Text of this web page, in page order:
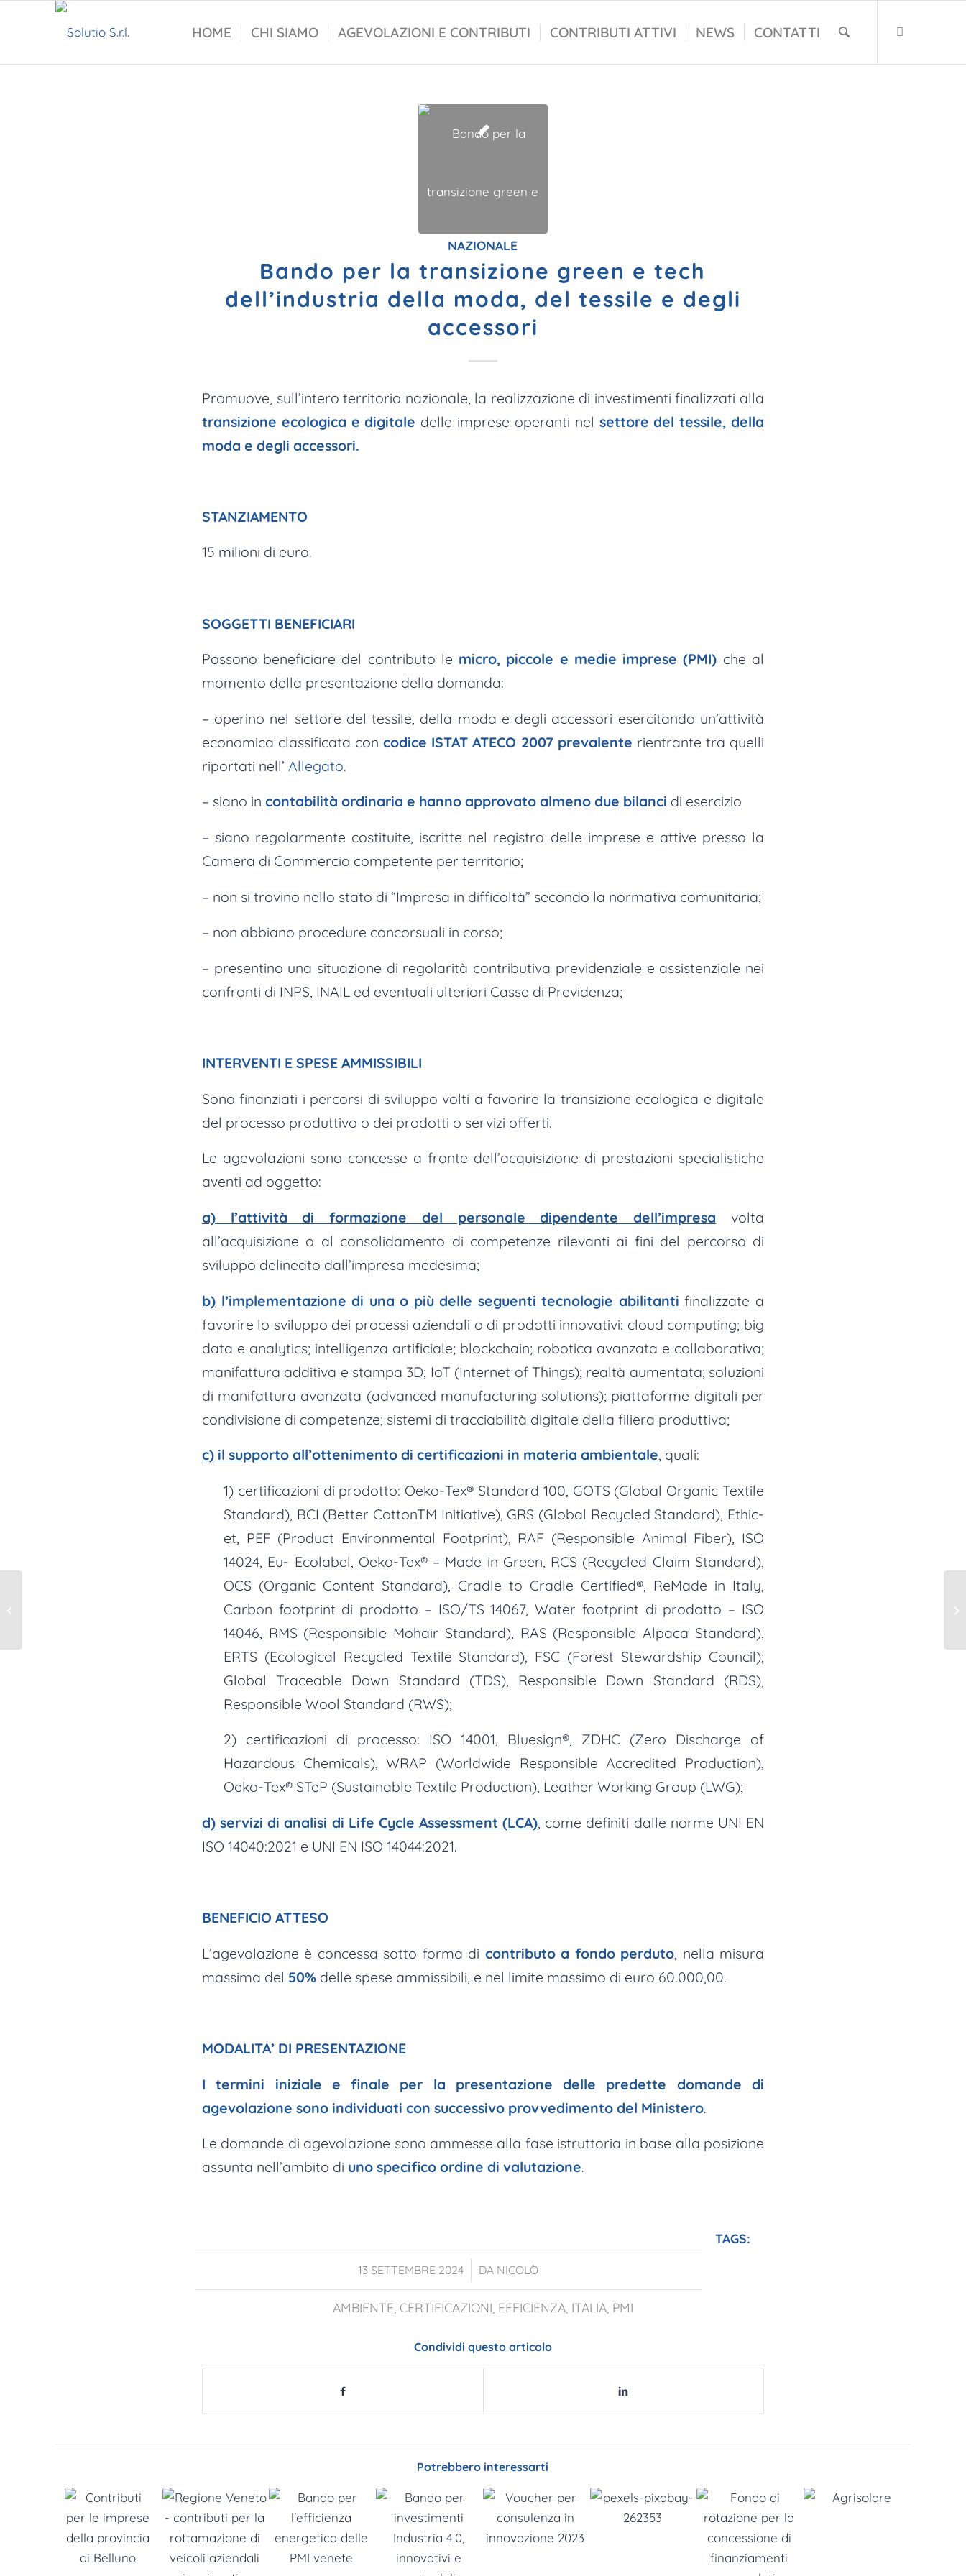
HOME CHI SIAMO AGEVOLAZIONI E CONTRIBUTI CONTRIBUTI ATTIVI NEWS CONTATTI
NAZIONALE
Bando per la transizione green e tech
dell’industria della moda, del tessile e degli
accessori
Promuove, sull’intero territorio nazionale, la realizzazione di investimenti finalizzati alla
transizione ecologica e digitale delle imprese operanti nel settore del tessile, della
moda e degli accessori.
STANZIAMENTO
15 milioni di euro.
SOGGETTI BENEFICIARI
Possono beneficiare del contributo le micro, piccole e medie imprese (PMI) che al
momento della presentazione della domanda:
– operino nel settore del tessile, della moda e degli accessori esercitando un’attività
economica classificata concodice ISTAT ATECO 2007 prevalente rientrante tra quelli
riportati nell’ Allegato.
– siano in contabilità ordinaria e hanno approvato almeno due bilanci di esercizio
– siano regolarmente costituite, iscritte nel registro delle imprese e attive presso la
Camera di Commercio competente per territorio;
– non si trovino nello stato di “Impresa in difficoltà” secondo la normativa comunitaria;
– non abbiano procedure concorsuali in corso;
– presentino una situazione di regolarità contributiva previdenziale e assistenziale nei
confronti di INPS, INAIL ed eventuali ulteriori Casse di Previdenza;
INTERVENTI E SPESE AMMISSIBILI
Sono finanziati i percorsi di sviluppo volti a favorire la transizione ecologica e digitale
del processo produttivo o dei prodotti o servizi offerti.
Le agevolazioni sono concesse a fronte dell’acquisizione di prestazioni specialistiche
aventi ad oggetto:
a) l’attività di formazione del personale dipendente dell’impresa volta
all’acquisizione o al consolidamento di competenze rilevanti ai fini del percorso di
sviluppo delineato dall’impresa medesima;
b) l’implementazione di una o più delle seguenti tecnologie abilitanti finalizzate a
favorire lo sviluppo dei processi aziendali o di prodotti innovativi: cloud computing; big
data e analytics; intelligenza artificiale; blockchain; robotica avanzata e collaborativa;
manifattura additiva e stampa 3D; IoT (Internet of Things); realtà aumentata; soluzioni
di manifattura avanzata (advanced manufacturing solutions); piattaforme digitali per
condivisione di competenze; sistemi di tracciabilità digitale della filiera produttiva;
c) il supporto all’ottenimento di certificazioni in materia ambientale, quali:
1) certificazioni di prodotto: Oeko-Tex® Standard 100, GOTS (Global Organic Textile
Standard), BCI (Better CottonTM Initiative), GRS (Global Recycled Standard), Ethic-
et, PEF (Product Environmental Footprint), RAF (Responsible Animal Fiber), ISO
14024, Eu- Ecolabel, Oeko-Tex® – Made in Green, RCS (Recycled Claim Standard),
OCS (Organic Content Standard), Cradle to Cradle Certified®, ReMade in Italy,
Carbon footprint di prodotto – ISO/TS 14067, Water footprint di prodotto – ISO
14046, RMS (Responsible Mohair Standard), RAS (Responsible Alpaca Standard),
ERTS (Ecological Recycled Textile Standard), FSC (Forest Stewardship Council);
Global Traceable Down Standard (TDS), Responsible Down Standard (RDS),
Responsible Wool Standard (RWS);
2) certificazioni di processo: ISO 14001, Bluesign®, ZDHC (Zero Discharge of
Hazardous Chemicals), WRAP (Worldwide Responsible Accredited Production),
Oeko-Tex® STeP (Sustainable Textile Production), Leather Working Group (LWG);
d) servizi di analisi di Life Cycle Assessment (LCA), come definiti dalle norme UNI EN
ISO 14040:2021 e UNI EN ISO 14044:2021.
BENEFICIO ATTESO
L’agevolazione è concessa sotto forma di contributo a fondo perduto, nella misura
massima del 50%delle spese ammissibili, e nel limite massimo di euro 60.000,00.
MODALITA’ DI PRESENTAZIONE
I termini iniziale e finale per la presentazione delle predette domande di
agevolazione sono individuati con successivo provvedimento del Ministero.
Le domande di agevolazione sono ammesse alla fase istruttoria in base alla posizione
assunta nell’ambito di uno specifico ordine di valutazione.
13 SETTEMBRE 2024
/ DA NICOLÒ
TAGS:
AMBIENTE CERTIFICAZIONI EFFICIENZA, ITALIA, PMI
Condividi questo articolo
Potrebbero interessarti